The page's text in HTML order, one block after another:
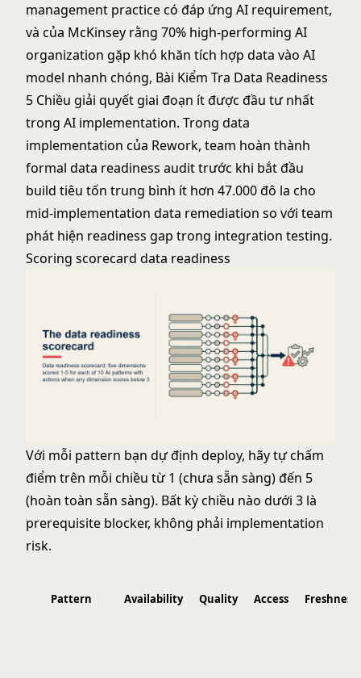
management practice có đáp ứng AI requirement,
và của McKinsey rằng 70% high-performing AI
organization gặp khó khăn tích hợp data vào AI
model nhanh chóng, Bài Kiểm Tra Data Readiness
5 Chiều giải quyết giai đoạn ít được đầu tư nhất
trong AI implementation. Trong data
implementation của Rework, team hoàn thành
formal data readiness audit trước khi bắt đầu
build tiêu tốn trung bình ít hơn 47.000 đô la cho
mid-implementation data remediation so với team
phát hiện readiness gap trong integration testing.
Scoring scorecard data readiness
Với mỗi pattern bạn dự định deploy, hãy tự chấm
điểm trên mỗi chiều từ 1 (chưa sẵn sàng) đến 5
(hoàn toàn sẵn sàng). Bất kỳ chiều nào dưới 3 là
prerequisite blocker, không phải implementation
risk.
Pattern Availability Quality Access Freshness